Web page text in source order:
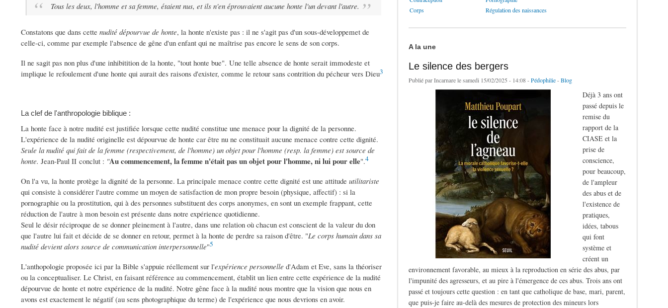
Tous les deux, l'homme et sa femme, étaient nus, et ils n'en éprouvaient aucune honte l'un devant l'autre.
Constatons que dans cette nudité dépourvue de honte, la honte n'existe pas : il ne s'agit pas d'un sous-développemet de
celle-ci, comme par exemple l'absence de gêne d'un enfant qui ne maîtrise pas encore le sens de son corps.
Il ne sagit pas non plus d'une inhibitition de la honte, "tout honte bue". Une telle absence de honte serait immodeste et
implique le refoulement d'une honte qui aurait des raisons d'exister, comme le retour sans contrition du pécheur vers Dieu3
La clef de l'anthropologie biblique :
La honte face à notre nudité est justifiée lorsque cette nudité constitue une menace pour la dignité de la personne.
L'expérience de la nudité originelle est dépourvue de honte car être nu ne constituait aucune menace contre cette dignité.
Seule la nudité qui fait de la femme (respectivement, de l'homme) un objet pour l'homme (resp. la femme) est source de
honte. Jean-Paul II conclut : "Au commencement, la femme n'était pas un objet pour l'homme, ni lui pour elle".4
On l'a vu, la honte protège la dignité de la personne. La principale menace contre cette dignité est une attitude utilitariste
qui consiste à considérer l'autre comme un moyen de satisfaction de mon propre besoin (physique, affectif) : si la
pornographie ou la prostitution, qui à des personnes substituent des corps anonymes, en sont un exemple frappant, cette
réduction de l'autre à mon besoin est présente dans notre expérience quotidienne.
Seul le désir réciproque de se donner pleinement à l'autre, dans une relation où chacun est conscient de la valeur du don
que l'autre lui fait et décide de se donner en retour, permet à la honte de perdre sa raison d'être. "Le corps humain dans sa
nudité devient alors source de communication interpersonnelle"5
L'anthopologie proposée ici par la Bible s'appuie réellement sur l'expérience personnelle d'Adam et Eve, sans la théoriser
ou la conceptualiser. Le Christ, en faisant référence au commencement, établit un lien entre cette expérience de la nudité
dépourvue de honte et notre expérience de la nudité. Notre gêne face à la nudité nous montre que la vision que nous en
avons est exactement le négatif (au sens photographique du terme) de l'expérience que nous devrions en avoir.
Corps
Régulation des naissances
A la une
Le silence des bergers
Publié parIncarnarele samedi 15/02/2025 - 14:08 -Pédophilie-Blog
Déjà 3 ans ont
passé depuis le
remise du
rapport de la
CIASE et la
prise de
conscience,
pour beaucoup,
de l'ampleur
des abus et de
l'existence de
pratiques,
idées, tabous
qui font
système et
créent un
environnement favorable, au mieux à la reproduction en série des abus, par
l'impunité des agresseurs, et au pire à l'émergence de ces abus. Trois ans ont
passé et toujours cette question : en tant que catholique de base, mari, parent,
que puis-je faire au-delà des mesures de protection des mineurs lors